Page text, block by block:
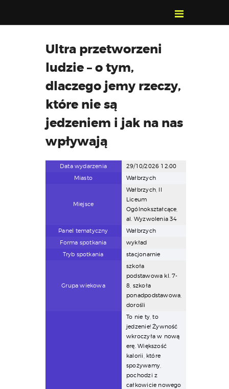
PAMIĘTAJ!
O FESTIWALU
PROGRAM
KONTAKT
WYSZUKIWARKA
WYDARZEŃ
Ultra przetworzeni
ludzie – o tym,
dlaczego jemy rzeczy,
które nie są
jedzeniem i jak na nas
wpływają
Data wydarzenia
29/10/2026 12:00
Miasto
Wałbrzych
Miejsce
Wałbrzych, II
Liceum
Ogólnokształcące,
al. Wyzwolenia 34
Panel tematyczny
Wałbrzych
Forma spotkania
wykład
Tryb spotkania
stacjonarnie
Grupa wiekowa
szkoła
podstawowa kl. 7-
8, szkoła
ponadpodstawowa,
dorośli
To nie ty, to
jedzenie! Żywność
wkroczyła w nową
erę. Większość
kalorii, które
spożywamy,
pochodzi z
całkowicie nowego